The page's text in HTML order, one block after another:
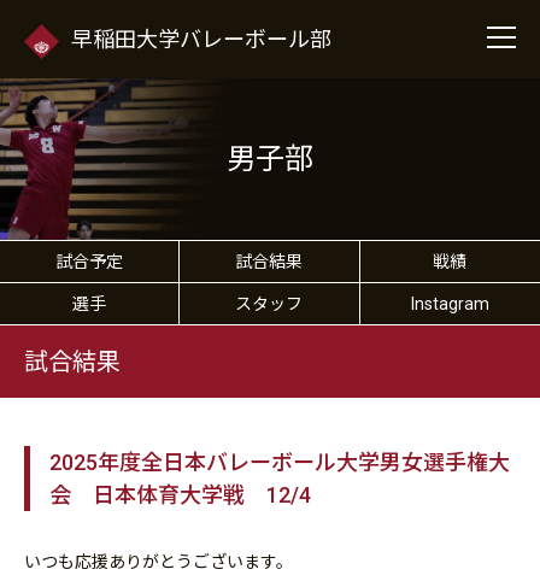
早稲田大学バレーボール部
男子部
試合予定 試合結果 戦績
選手 スタッフ Instagram
試合結果
2025年度全日本バレーボール大学男女選手権大
会 日本体育大学戦 12/4
いつも応援ありがとうございます。